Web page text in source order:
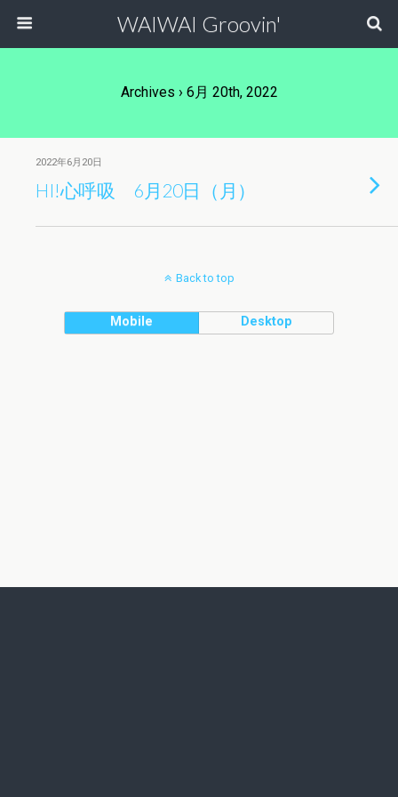
WAIWAI Groovin'
Archives › 6月 20th, 2022
2022年6月20日
HI!心呼吸 6月20日（月）
Back to top
Mobile Desktop